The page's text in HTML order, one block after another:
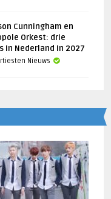
Cunningham en
Orkest: drie
in Nederland in 2027
Nieuws